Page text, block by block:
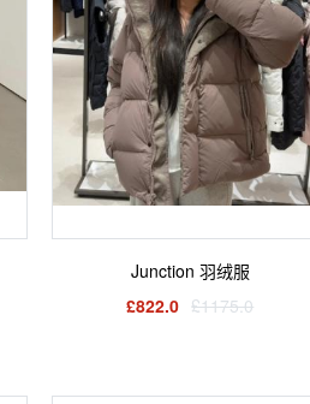
Junction 羽绒服
£822.0 £1175.0